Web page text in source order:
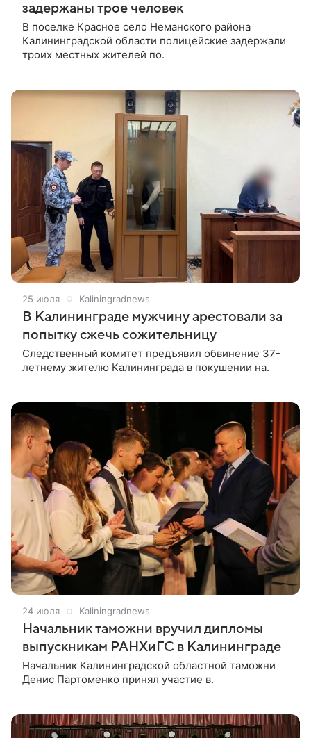
задержаны трое человек
В поселке Красное село Неманского района
Калининградской области полицейские задержали
троих местных жителей по.
25 июля Kaliningradnews
В Калининграде мужчину арестовали за
попытку сжечь сожительницу
Следственный комитет предъявил обвинение 37-
летнему жителю Калининграда в покушении на.
24 июля Kaliningradnews
Начальник таможни вручил дипломы
выпускникам РАНХиГС в Калининграде
Начальник Калининградской областной таможни
Денис Партоменко принял участие в.